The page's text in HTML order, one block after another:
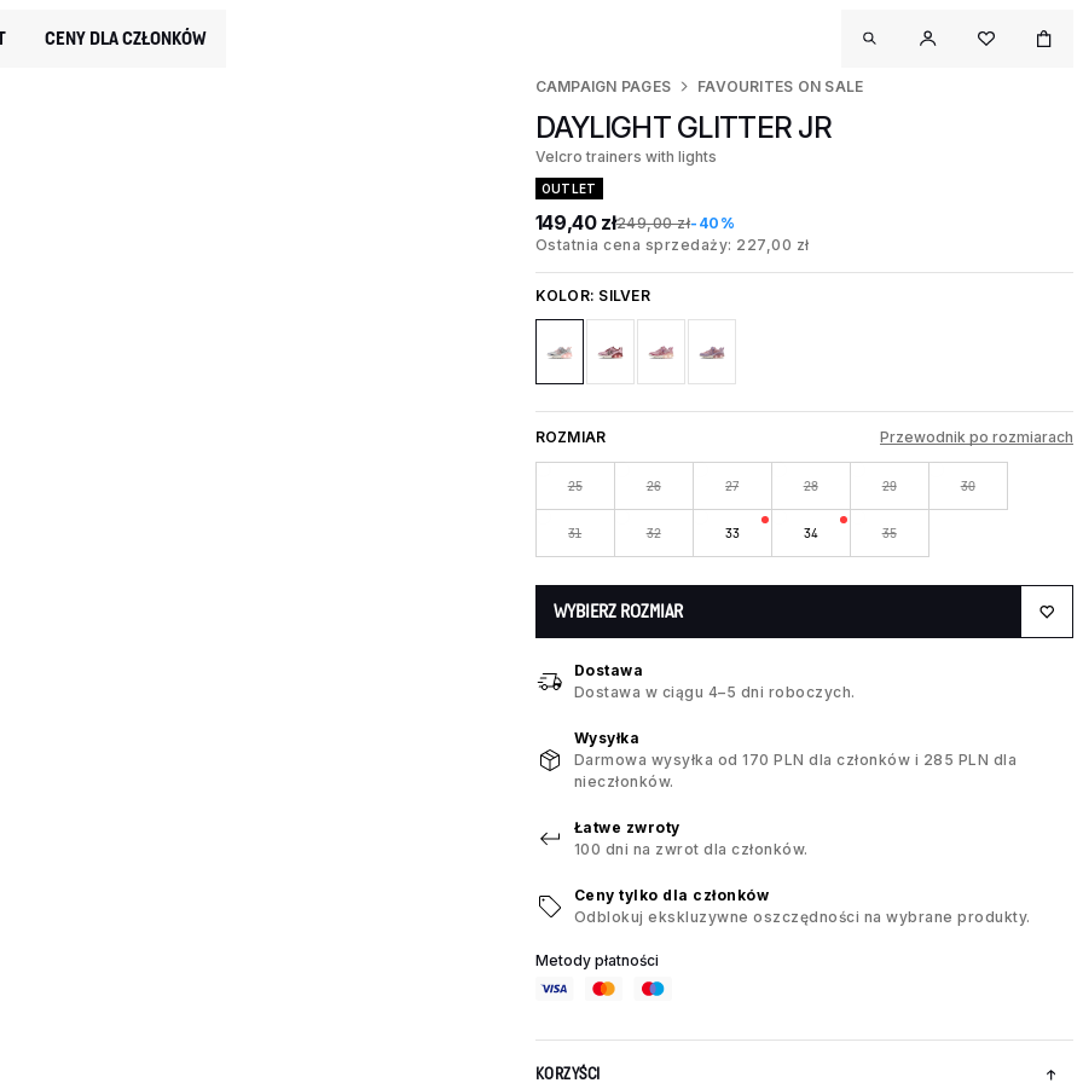
CENY DLA CZŁONKÓW
CAMPAIGN PAGES FAVOURITES ON SALE
DAYLIGHT GLITTER JR
Velcro trainers with lights
OUTLET
149,40 zł249,00 zł-40%
Ostatnia cena sprzedaży: 227,00 zł
KOLOR: SILVER
ROZMIAR Przewodnik po rozmiarach
25 26 27 28 29 30
31 32 33 34 35
WYBIERZ ROZMIAR
Dostawa
Dostawa w ciągu 4–5 dni roboczych.
Wysyłka
Darmowa wysyłka od 170 PLN dla członków i 285 PLN dla
nieczłonków.
Łatwe zwroty
100 dni na zwrot dla członków.
Ceny tylko dla członków
Odblokuj ekskluzywne oszczędności na wybrane produkty.
Metody płatności
KORZYŚCI